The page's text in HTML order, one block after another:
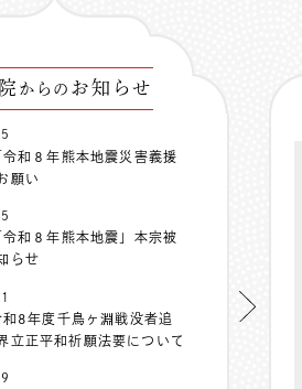
からの お知らせ
令和８年熊本地震災害義援
願い
令和８年熊本地震」本宗被
らせ
和8年度千鳥ヶ淵戦没者追
立正平和祈願法要について